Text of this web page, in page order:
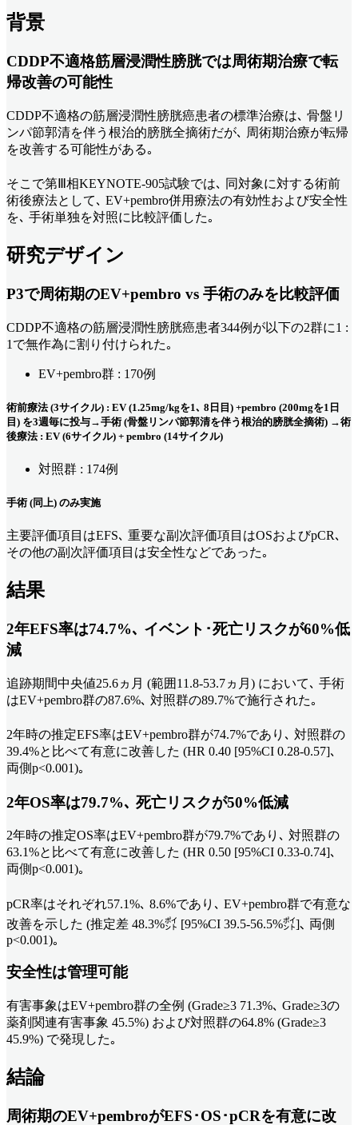
背景
CDDP不適格筋層浸潤性膀胱では周術期治療で転
帰改善の可能性
CDDP不適格の筋層浸潤性膀胱癌患者の標準治療は､ 骨盤リ
ンパ節郭清を伴う根治的膀胱全摘術だが､ 周術期治療が転帰
を改善する可能性がある｡
そこで第Ⅲ相KEYNOTE-905試験では､ 同対象に対する術前
術後療法として､ EV+pembro併用療法の有効性および安全性
を､ 手術単独を対照に比較評価した｡
研究デザイン
P3で周術期のEV+pembro vs 手術のみを比較評価
CDDP不適格の筋層浸潤性膀胱癌患者344例が以下の2群に1 :
1で無作為に割り付けられた｡
EV+pembro群 : 170例
術前療法 (3サイクル) : EV (1.25mg/kgを1､ 8日目) +pembro (200mgを1日
目) を3週毎に投与→手術 (骨盤リンパ節郭清を伴う根治的膀胱全摘術) →術
後療法 : EV (6サイクル) + pembro (14サイクル)
対照群 : 174例
手術 (同上) のみ実施
主要評価項目はEFS､ 重要な副次評価項目はOSおよびpCR､
その他の副次評価項目は安全性などであった｡
結果
2年EFS率は74.7%､ イベント･死亡リスクが60%低
減
追跡期間中央値25.6ヵ月 (範囲11.8-53.7ヵ月) において､ 手術
はEV+pembro群の87.6%､ 対照群の89.7%で施行された｡
2年時の推定EFS率はEV+pembro群が74.7%であり､ 対照群の
39.4%と比べて有意に改善した (HR 0.40 [95%CI 0.28-0.57]､
両側p<0.001)｡
2年OS率は79.7%､ 死亡リスクが50%低減
2年時の推定OS率はEV+pembro群が79.7%であり､ 対照群の
63.1%と比べて有意に改善した (HR 0.50 [95%CI 0.33-0.74]､
両側p<0.001)｡
pCR率はそれぞれ57.1%､ 8.6%であり､ EV+pembro群で有意な
改善を示した (推定差 48.3%㌽ [95%CI 39.5-56.5%㌽]､ 両側
p<0.001)｡
安全性は管理可能
有害事象はEV+pembro群の全例 (Grade≥3 71.3%､ Grade≥3の
薬剤関連有害事象 45.5%) および対照群の64.8% (Grade≥3
45.9%) で発現した｡
結論
周術期のEV+pembroがEFS･OS･pCRを有意に改